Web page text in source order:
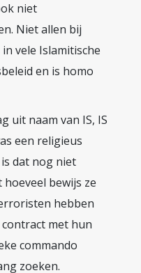
niet
Niet allen bij
vele Islamitische
en is homo
uit naam van IS, IS
een religieus
dat nog niet
bewijs ze
hebben
met hun
commando
zoeken.